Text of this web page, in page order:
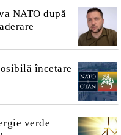
NATO după
încetare
verde